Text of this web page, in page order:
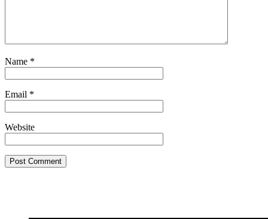
Name *
Email *
Website